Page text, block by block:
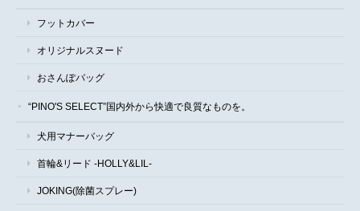
フットカバー
オリジナルスヌード
おさんぽバッグ
“PINO'S SELECT”国内外から快適で良質なものを。
犬用マナーバッグ
首輪&リード -HOLLY&LIL-
JOKING(除菌スプレー)